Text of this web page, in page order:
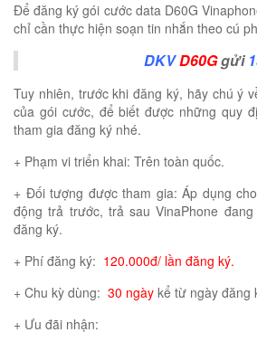
Để đăng ký gói cước data D60G
chỉ cần thực hiện soạn tin nhắn theo cú
DKVD60Ggửi
Tuy nhiên, trước khi đăng ký, hãy chú ý
của gói cước, để biết được những quy
tham gia đăng ký nhé.
+ Phạm vi triển khai: Trên toàn quốc.
+ Đối tượng được tham gia: Áp dụng
động trả trước, trả sau VinaPhone
đăng ký.
+ Phí đăng ký: 120.000đ/ lần đăng ký.
+ Chu kỳ dùng: 30 ngày kể từ ngày đăng
+ Ưu đãi nhận: